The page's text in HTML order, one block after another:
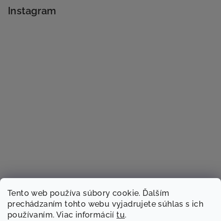
Tento web používa súbory cookie. Ďalším
prechádzaním tohto webu vyjadrujete súhlas s ich
používaním. Viac informáciítu.
Instagram